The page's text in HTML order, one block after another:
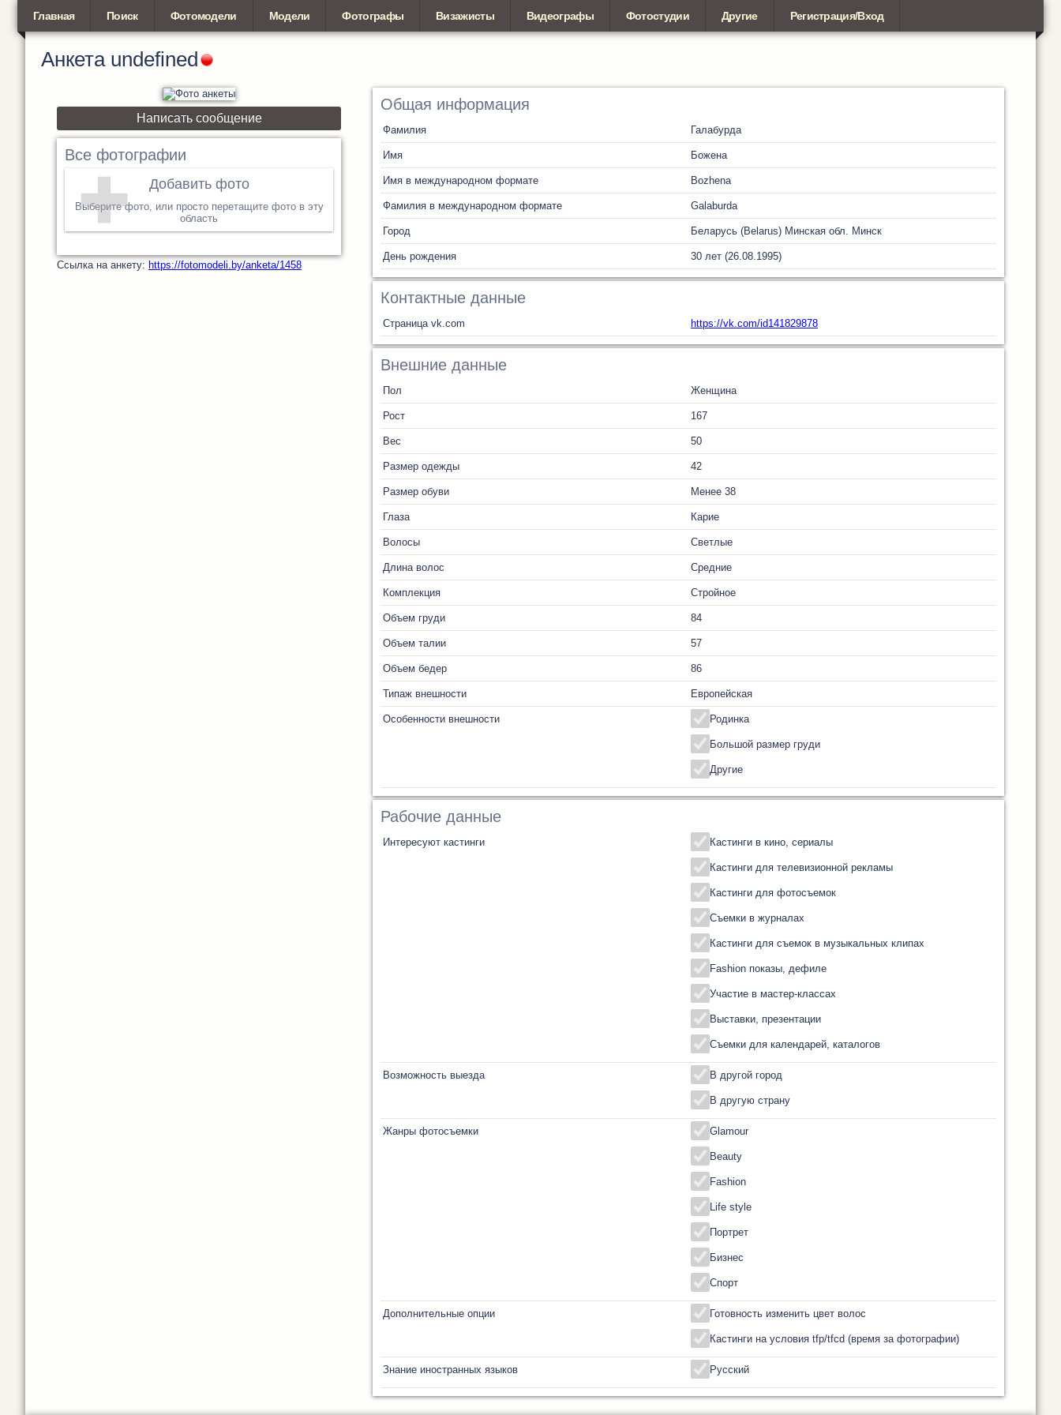
Главная Поиск Фотомодели Модели Фотографы Визажисты Видеографы Фотостудии Другие Регистрация/Вход
Анкета undefined
Написать сообщение
Все фотографии
Добавить фото
Выберите фото, или просто перетащите фото в эту
область
Cсылка на анкету: https://fotomodeli.by/anketa/1458
Общая информация
Фамилия Галабурда
Имя Божена
Имя в международном формате Bozhena
Фамилия в международном формате Galaburda
Город Беларусь (Belarus) Минская обл. Минск
День рождения 30 лет (26.08.1995)
Контактные данные
Страница vk.com https://vk.com/id141829878
Внешние данные
Пол Женщина
Рост 167
Вес 50
Размер одежды 42
Размер обуви Менее 38
Глаза Карие
Волосы Светлые
Длина волос Средние
Комплекция Стройное
Объем груди 84
Объем талии 57
Объем бедер 86
Типаж внешности Европейская
Особенности внешности Родинка
Большой размер груди
Другие
Рабочие данные
Интересуют кастинги Кастинги в кино, сериалы
Кастинги для телевизионной рекламы
Кастинги для фотосъемок
Съемки в журналах
Кастинги для съемок в музыкальных клипах
Fashion показы, дефиле
Участие в мастер-классах
Выставки, презентации
Съемки для календарей, каталогов
Возможность выезда В другой город
В другую страну
Жанры фотосъемки Glamour
Beauty
Fashion
Life style
Портрет
Бизнес
Спорт
Дополнительные опции Готовность изменить цвет волос
Кастинги на условия tfp/tfcd (время за фотографии)
Знание иностранных языков Русский